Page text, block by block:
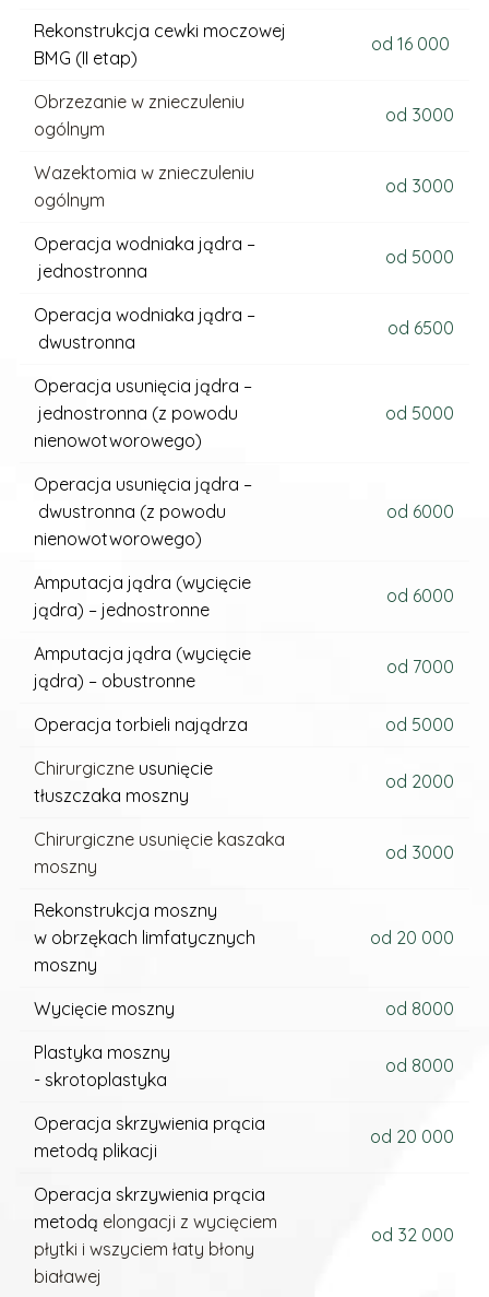
Rekonstrukcja cewki moczowej
BMG (II etap)
od 16 000
Obrzezanie w znieczuleniu
ogólnym
od 3000
Wazektomia w znieczuleniu
ogólnym
od 3000
Operacja wodniaka jądra –
jednostronna
od 5000
Operacja wodniaka jądra –
dwustronna
od 6500
Operacja usunięcia jądra –
jednostronna (z powodu
nienowotworowego)
od 5000
Operacja usunięcia jądra –
dwustronna (z powodu
nienowotworowego)
od 6000
Amputacja jądra (wycięcie
jądra) – jednostronne
od 6000
Amputacja jądra (wycięcie
jądra) – obustronne
od 7000
Operacja torbieli najądrza
od 5000
Chirurgiczne usunięcie
tłuszczaka moszny
od 2000
Chirurgiczne usunięcie kaszaka
moszny
od 3000
Rekonstrukcja moszny
w obrzękach limfatycznych
moszny
od 20 000
Wycięcie moszny
od 8000
Plastyka moszny
- skrotoplastyka
od 8000
Operacja skrzywienia prącia
metodą plikacji
od 20 000
Operacja skrzywienia prącia
metodą elongacji z wycięciem
płytki i wszyciem łaty błony
białawej
od 32 000